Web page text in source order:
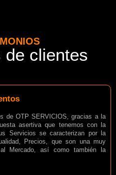
de clientes
de OTP SERVICIOS, gracias a la
asertiva que tenemos con la
Servicios se caracterizan por la
Precios, que son una muy
Mercado, así como también la